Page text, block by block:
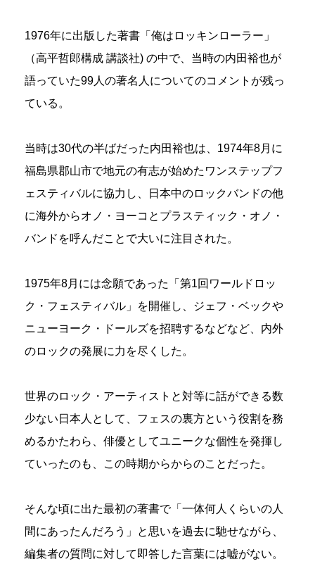
1976年に出版した著書「俺はロッキンローラー」
（高平哲郎構成 講談社) の中で、当時の内田裕也が
語っていた99人の著名人についてのコメントが残っ
ている。
当時は30代の半ばだった内田裕也は、1974年8月に
福島県郡山市で地元の有志が始めたワンステップフ
ェスティバルに協力し、日本中のロックバンドの他
に海外からオノ・ヨーコとプラスティック・オノ・
バンドを呼んだことで大いに注目された。
1975年8月には念願であった「第1回ワールドロッ
ク・フェスティバル」を開催し、ジェフ・ベックや
ニューヨーク・ドールズを招聘するなどなど、内外
のロックの発展に力を尽くした。
世界のロック・アーティストと対等に話ができる数
少ない日本人として、フェスの裏方という役割を務
めるかたわら、俳優としてユニークな個性を発揮し
ていったのも、この時期からからのことだった。
そんな頃に出た最初の著書で「一体何人くらいの人
間にあったんだろう」と思いを過去に馳せながら、
編集者の質問に対して即答した言葉には嘘がない。